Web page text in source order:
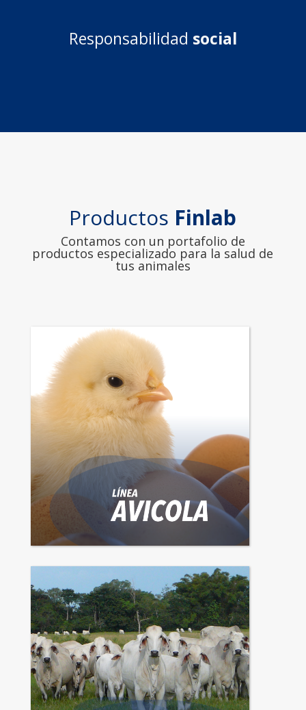
Responsabilidad social
Productos Finlab
Contamos con un portafolio de
productos especializado para la salud de
tus animales